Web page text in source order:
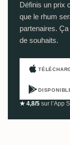
Définis un prix
que le rhum
partenaires.
de souhaits.
★ 4,8/5 sur l’App